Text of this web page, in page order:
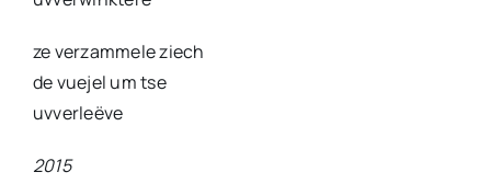
ze verzammele ziech
de vuejel um tse
uvverleëve
2015